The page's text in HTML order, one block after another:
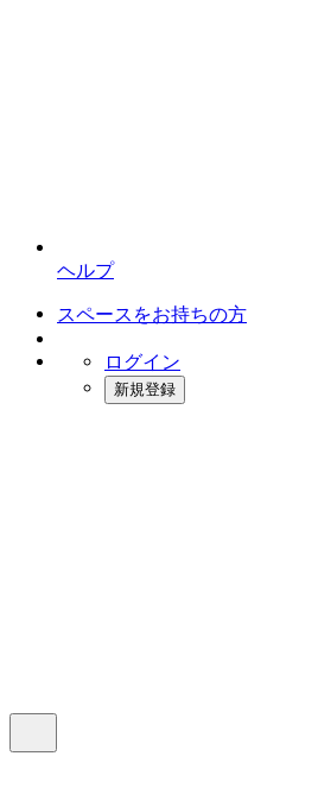
ヘルプ
スペースをお持ちの方
ログイン
新規登録